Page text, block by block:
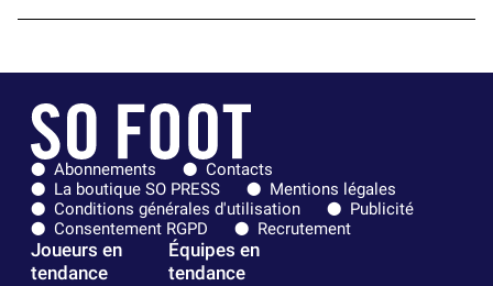
Abonnements
Contacts
La boutique SO PRESS
Mentions légales
Conditions générales d'utilisation
Publicité
Consentement RGPD
Recrutement
Joueurs en
tendance
Équipes en
tendance